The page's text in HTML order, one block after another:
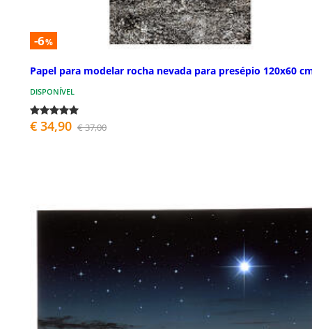
-6%
Papel para modelar rocha nevada para presépio 120x60
DISPONÍVEL
€ 34,90 € 37,00